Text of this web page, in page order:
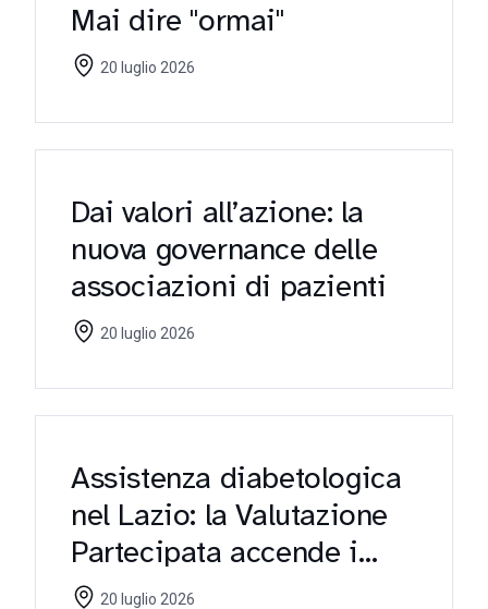
Mai dire "ormai"
20 luglio 2026
Dai valori all’azione: la
nuova governance delle
associazioni di pazienti
20 luglio 2026
Assistenza diabetologica
nel Lazio: la Valutazione
Partecipata accende i
riflettori sulle criticità
20 luglio 2026